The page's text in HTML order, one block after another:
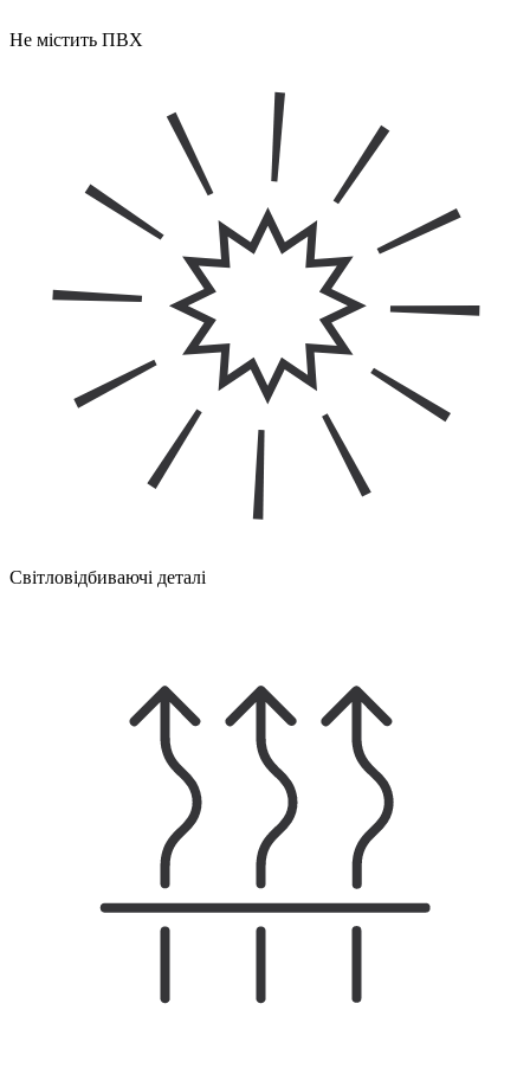
Не містить ПВХ
Світловідбиваючі деталі